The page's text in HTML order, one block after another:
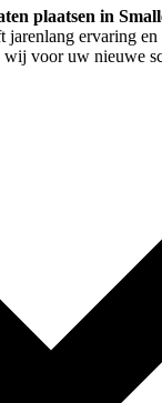
plaatsen in
jarenlang ervaring
wij voor uw nieuwe